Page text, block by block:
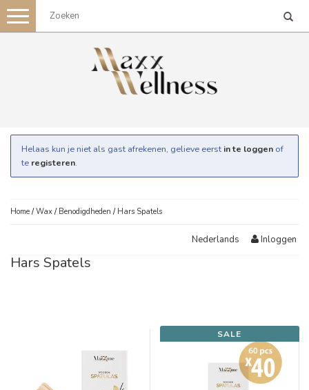
Toggle
navigation
Helaas kun je niet als gast afrekenen, gelieve eerst in te loggen of
te registeren.
Home /Wax / Benodigdheden / Hars Spatels
Nederlands Inloggen
Hars Spatels
SALE